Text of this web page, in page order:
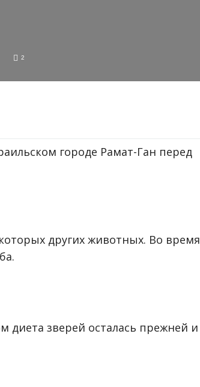
2
городе Рамат-Ган перед
других животных. Во время
диета зверей осталась прежней и